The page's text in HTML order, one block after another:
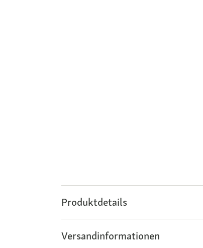
Produktdetails
Versandinformationen